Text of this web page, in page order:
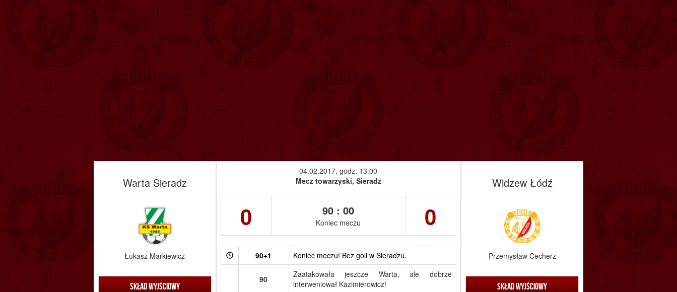
04.02.2017, godz. 13:00
Mecz towarzyski, Sieradz
0 90 : 00
Koniec meczu 0
90+1 Koniec meczu! Bez goli w Sieradzu.
90
Zaatakowała jeszcze Warta, ale dobrze
interweniował Kazimierowicz!
Warta Sieradz
Łukasz Markiewicz
Skład wyjściowy
Widzew Łódź
Przemysław Cecherz
Skład wyjściowy